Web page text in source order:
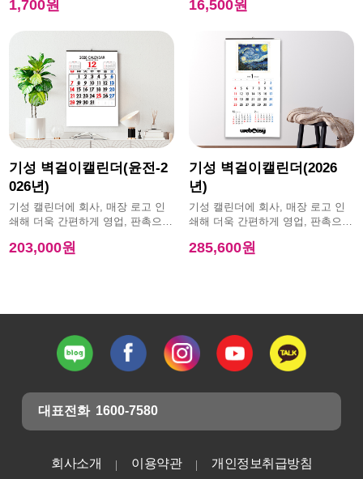
1,700원 16,500원
기성 벽걸이캘린더(윤전-2
026년)
기성 캘린더에 회사, 매장 로고 인
쇄해 더욱 간편하게 영업, 판촉으로
203,000원
기성 벽걸이캘린더(2026
년)
기성 캘린더에 회사, 매장 로고 인
쇄해 더욱 간편하게 영업, 판촉으로
285,600원
대표전화 1600-7580
회사소개 이용약관
개인정보취급방침